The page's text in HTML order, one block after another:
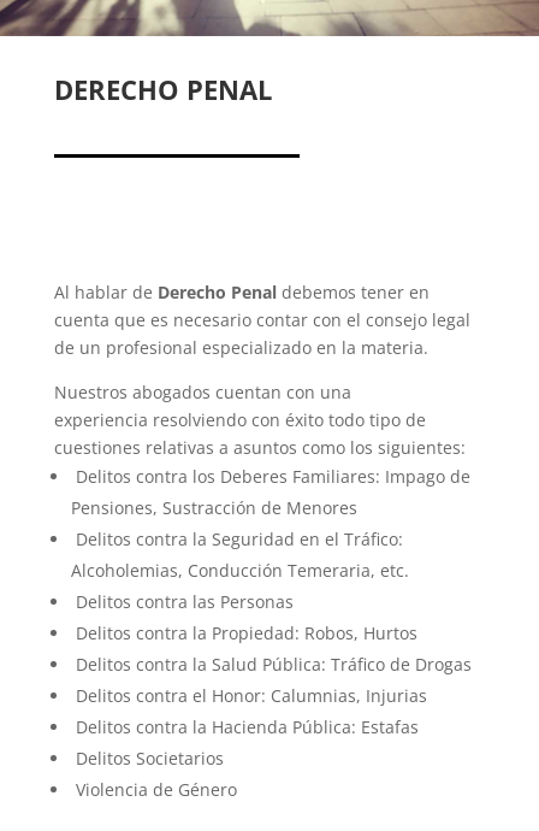
DERECHO PENAL
Al hablar de Derecho Penal debemos tener en
cuenta que es necesario contar con el consejo legal
de un profesional especializado en la materia.
Nuestros abogados cuentan con una
experiencia resolviendo con éxito todo tipo de
cuestiones relativas a asuntos como los siguientes:
Delitos contra los Deberes Familiares: Impago de
Pensiones, Sustracción de Menores
Delitos contra la Seguridad en el Tráfico:
Alcoholemias, Conducción Temeraria, etc.
Delitos contra las Personas
Delitos contra la Propiedad: Robos, Hurtos
Delitos contra la Salud Pública: Tráfico de Drogas
Delitos contra el Honor: Calumnias, Injurias
Delitos contra la Hacienda Pública: Estafas
Delitos Societarios
Violencia de Género